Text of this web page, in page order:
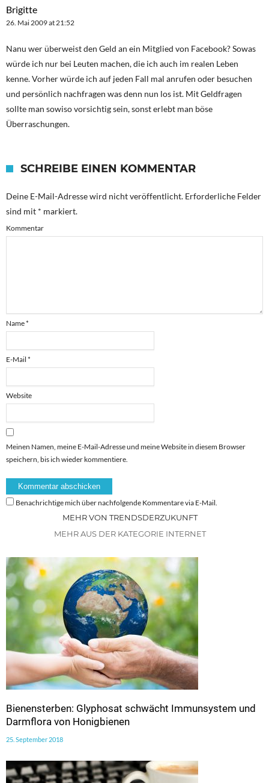
Brigitte
26. Mai 2009 at 21:52
Nanu wer überweist den Geld an ein Mitglied von Facebook? Sowas
würde ich nur bei Leuten machen, die ich auch im realen Leben
kenne. Vorher würde ich auf jeden Fall mal anrufen oder besuchen
und persönlich nachfragen was denn nun los ist. Mit Geldfragen
sollte man sowiso vorsichtig sein, sonst erlebt man böse
Überraschungen.
SCHREIBE EINEN KOMMENTAR
Deine E-Mail-Adresse wird nicht veröffentlicht. Erforderliche Felder
sind mit * markiert.
Kommentar
Name*
E-Mail *
Website
Meinen Namen, meine E-Mail-Adresse und meine Website in diesem Browser
speichern, bis ich wieder kommentiere.
Benachrichtige mich über nachfolgende Kommentare via E-Mail.
MEHR VON TRENDSDERZUKUNFT
MEHR AUS DER KATEGORIE INTERNET
Bienensterben: Glyphosat schwächt Immunsystem und
Darmflora von Honigbienen
25. September 2018